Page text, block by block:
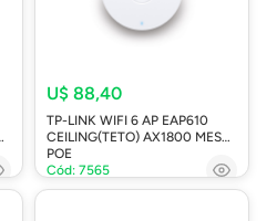
U$ 88,40
TP-LINK WIFI 6 AP EAP610
CEILING(TETO) AX1800 MESH
POE
Cód: 7565